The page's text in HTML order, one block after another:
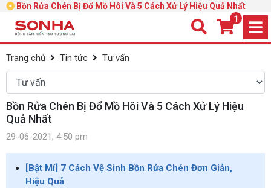
Bồn Rửa Chén Bị Đổ Mồ Hôi Và 5 Cách Xử Lý Hiệu Quả Nhất
1
Trang chủ Tin tức Tư vấn
Bồn Rửa Chén Bị Đổ Mồ Hôi Và 5 Cách Xử Lý Hiệu
Quả Nhất
29-06-2021, 4:50 pm
[Bật Mí] 7 Cách Vệ Sinh Bồn Rửa Chén Đơn Giản,
Hiệu Quả